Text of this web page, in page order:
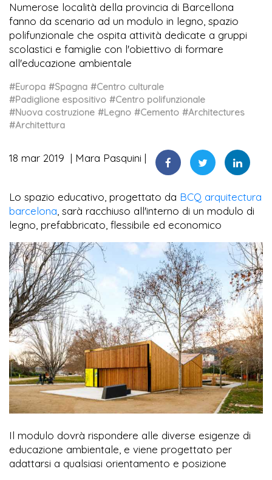
Numerose località della provincia di Barcellona
fanno da scenario ad un modulo in legno, spazio
polifunzionale che ospita attività dedicate a gruppi
scolastici e famiglie con l'obiettivo di formare
all'educazione ambientale
#Europa #Spagna #Centro culturale
#Padiglione espositivo #Centro polifunzionale
#Nuova costruzione #Legno #Cemento #Architectures
#Architettura
18 mar 2019 Mara Pasquini
Lo spazio educativo, progettato da BCQ arquitectura
barcelona , sarà racchiuso all'interno di un modulo di
legno, prefabbricato, flessibile ed economico
Il modulo dovrà rispondere alle diverse esigenze di
educazione ambientale, e viene progettato per
adattarsi a qualsiasi orientamento e posizione